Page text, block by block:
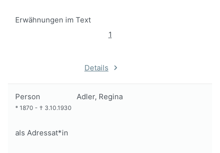
Erwähnungen im Text
1
Details
Person Adler, Regina
* 1870 - † 3.10.1930
als Adressat*in